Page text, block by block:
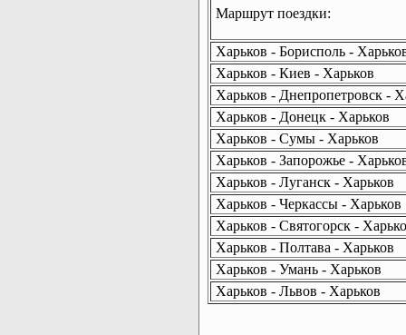
Маршрут поездки:
Харьков - Борисполь -
Харьков - Киев - Харьков
Харьков - Днепропетровск -
Харьков - Донецк - Харьков
Харьков - Сумы - Харьков
Харьков - Запорожье -
Харьков - Луганск - Харьков
Харьков - Черкассы - Харьков
Харьков - Святогорск -
Харьков - Полтава - Харьков
Харьков - Умань - Харьков
Харьков - Львов - Харьков